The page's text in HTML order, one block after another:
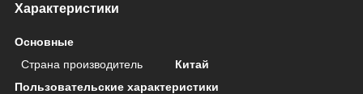
Характеристики
Основные
Страна производитель
Китай
Пользовательские характеристики